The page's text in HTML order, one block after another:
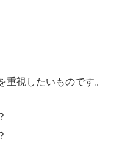
視したいものです。